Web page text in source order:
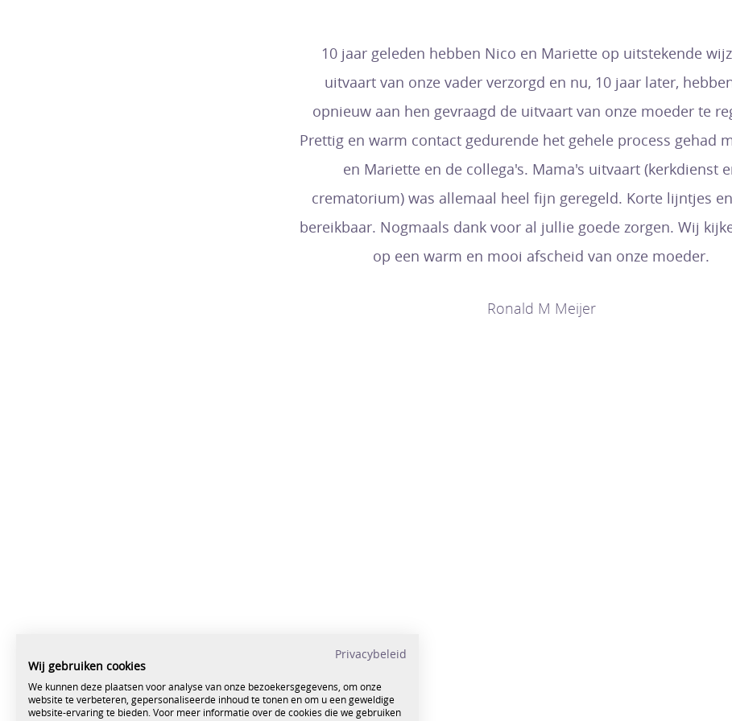
10 jaar geleden hebben Nico en Mariette op uitstekende
uitvaart van onze vader verzorgd en nu, 10 jaar later,
opnieuw aan hen gevraagd de uitvaart van onze moeder te
Prettig en warm contact gedurende het gehele process gehad
en Mariette en de collega's. Mama's uitvaart (kerkdienst
crematorium) was allemaal heel fijn geregeld. Korte lijntjes
bereikbaar. Nogmaals dank voor al jullie goede zorgen. Wij
op een warm en mooi afscheid van onze moeder.
Ronald M Meijer
Privacybeleid
Wij gebruiken cookies
We kunnen deze plaatsen voor analyse van onze bezoekersgegevens, om onze
website te verbeteren, gepersonaliseerde inhoud te tonen en om u een geweldige
website-ervaring te bieden. Voor meer informatie over de cookies die we gebruiken